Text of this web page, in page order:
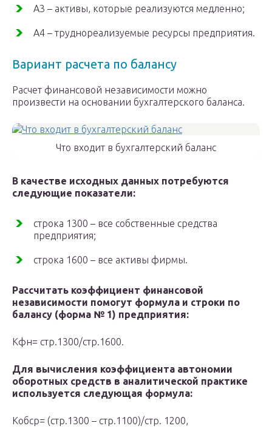
А3 – активы, которые реализуются медленно;
А4 – труднореализуемые ресурсы предприятия.
Вариант расчета по балансу
Расчет финансовой независимости можно
произвести на основании бухгалтерского баланса.
Что входит в бухгалтерский баланс
В качестве исходных данных потребуются
следующие показатели:
строка 1300 – все собственные средства
предприятия;
строка 1600 – все активы фирмы.
Рассчитать коэффициент финансовой
независимости помогут формула и строки по
балансу (форма № 1) предприятия:
Кфн= стр.1300/стр.1600.
Для вычисления коэффициента автономии
оборотных средств в аналитической практике
используется следующая формула:
Кобср= (стр.1300 – стр.1100)/стр. 1200,